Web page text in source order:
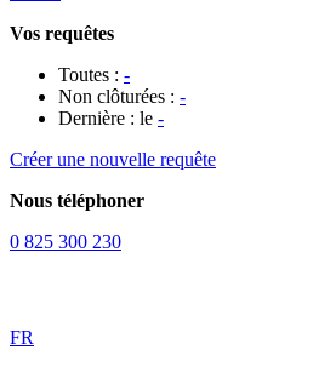
Vos requêtes
Toutes : -
Non clôturées : -
Dernière : le -
Créer une nouvelle requête
Nous téléphoner
0 825 300 230
FR